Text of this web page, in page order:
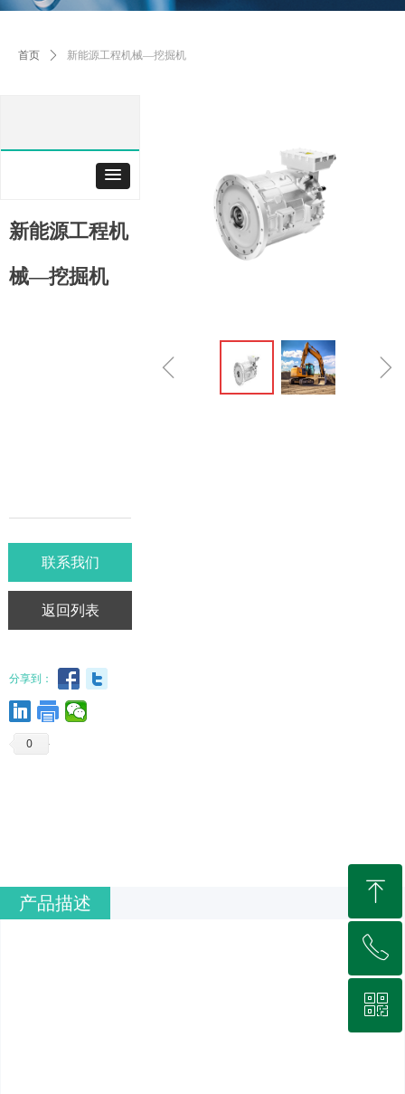
首页 ꄲ 新能源工程机械—挖掘机
ꁆ ꁇ
新能源工程机
械—挖掘机
联系我们
返回列表
分享到：
0
产品描述 ꁸ
回到顶部
ꂅ
0512-66931568
ꀥ